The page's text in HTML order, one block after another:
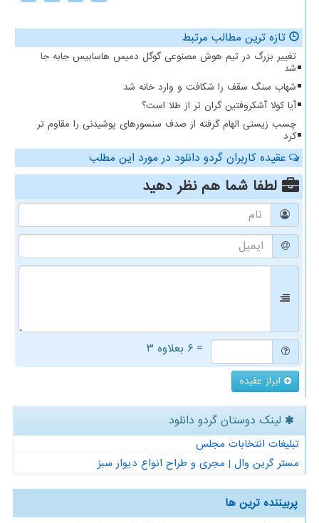
تازه ترین مطالب مرتبط
تغییر بزرگ در تیم هوش مصنوعی گوگل دمیس هاسابیس جابه جا
شد
شهاب سنگ سقف را شکافت و وارد خانه شد
آیا کولا آشکروفتین گران تر از طلا است؟
چسب زیستی الهام گرفته از صدف سنسورهای پوشیدنی را مقاوم تر
کرد
عقیده کاربران گردو دانلود در مورد این مطلب
لطفا شما همنظر دهید
= ۶ بعلاوه ۳
ابراز عقیده
لینک دوستان گردو دانلود
تبلیغات انتخابات مجلس
مستر گرین وال | مجری و طراح انواع دیوار سبز
پربیننده ترین ها